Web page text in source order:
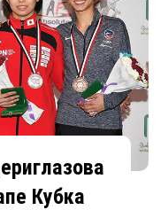
Кубка